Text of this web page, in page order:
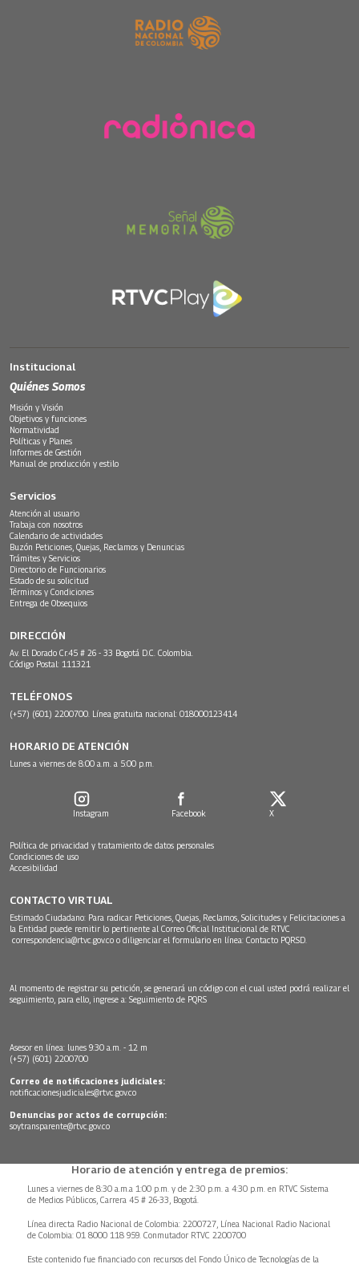
Institucional
Quiénes Somos
Misión y Visión
Objetivos y funciones
Normatividad
Políticas y Planes
Informes de Gestión
Manual de producción y estilo
Servicios
Atención al usuario
Trabaja con nosotros
Calendario de actividades
Buzón Peticiones, Quejas, Reclamos y Denuncias
Trámites y Servicios
Directorio de Funcionarios
Estado de su solicitud
Términos y Condiciones
Entrega de Obsequios
DIRECCIÓN
Av. El Dorado Cr.45 # 26 - 33 Bogotá D.C. Colombia.
Código Postal: 111321
TELÉFONOS
(+57) (601) 2200700. Línea gratuita nacional: 018000123414
HORARIO DE ATENCIÓN
Lunes a viernes de 8:00 a.m. a 5:00 p.m.
Instagram Facebook X
Política de privacidad y tratamiento de datos personales
Condiciones de uso
Accesibilidad
CONTACTO VIRTUAL
Estimado Ciudadano: Para radicar Peticiones, Quejas, Reclamos, Solicitudes y Felicitaciones a
la Entidad puede remitir lo pertinente al Correo Oficial Institucional de RTVC
correspondencia@rtvc.gov.co o diligenciar el formulario en línea: Contacto PQRSD.
Al momento de registrar su petición, se generará un código con el cual usted podrá realizar el
seguimiento, para ello, ingrese a: Seguimiento de PQRS
Asesor en línea: lunes 9:30 a.m. - 12 m
(+57) (601) 2200700
Correo de notificaciones judiciales:
notificacionesjudiciales@rtvc.gov.co
Denuncias por actos de corrupción:
soytransparente@rtvc.gov.co
Horario de atención y entrega de premios:
Lunes a viernes de 8:30 a.m.a 1:00 p.m. y de 2:30 p.m. a 4:30 p.m. en RTVC Sistema
de Medios Públicos, Carrera 45 # 26-33, Bogotá.
Línea directa Radio Nacional de Colombia: 2200727, Línea Nacional Radio Nacional
de Colombia: 01 8000 118 959. Conmutador RTVC 2200700
Este contenido fue financiado con recursos del Fondo Único de Tecnologías de la